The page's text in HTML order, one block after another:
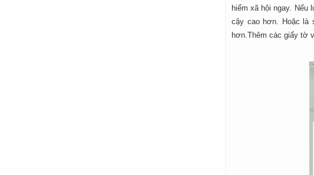
hiểm xã hội ngay.
cậy cao hơn. Hoặc là
hơn.Thêm các giấy tờ